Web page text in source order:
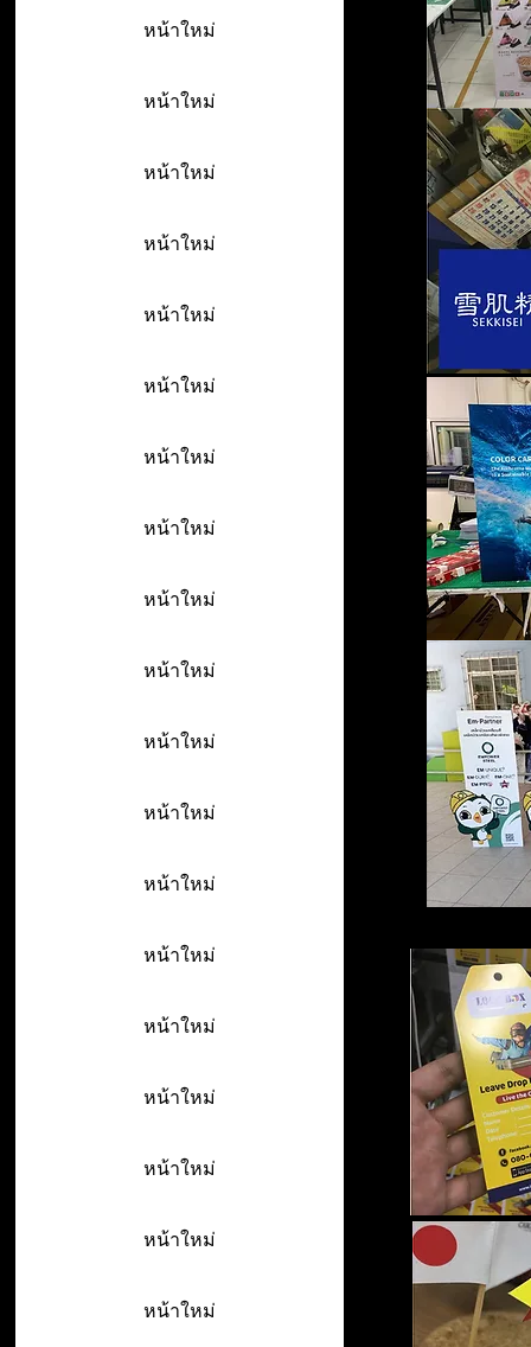
หน้าใหม่
หน้าใหม่
หน้าใหม่
หน้าใหม่
หน้าใหม่
หน้าใหม่
หน้าใหม่
หน้าใหม่
หน้าใหม่
หน้าใหม่
หน้าใหม่
หน้าใหม่
หน้าใหม่
หน้าใหม่
หน้าใหม่
หน้าใหม่
หน้าใหม่
หน้าใหม่
หน้าใหม่